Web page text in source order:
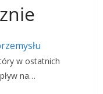
w ostatnich
na…